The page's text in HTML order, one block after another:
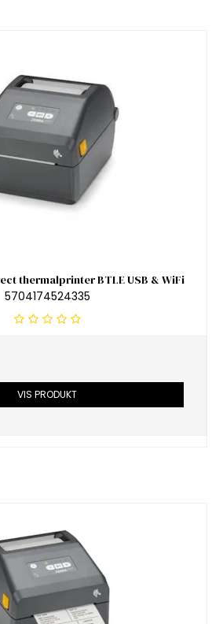
thermalprinter BTLE USB & WiFi
5704174524335
VIS PRODUKT